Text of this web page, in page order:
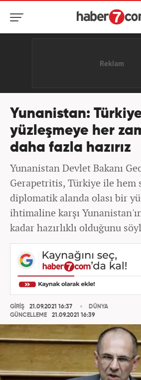
Yunanistan:
yüzleşmeye her
daha fazla hazırız
Yunanistan Devlet Bakanı
Gerapetritis, Türkiye ile hem
diplomatik alanda olası bir
ihtimaline karşı
kadar hazırlıklı olduğunu
GİRİŞ
21.09.2021 16:37
GÜNCELLEME
21.09.2021 16:39
DÜNYA